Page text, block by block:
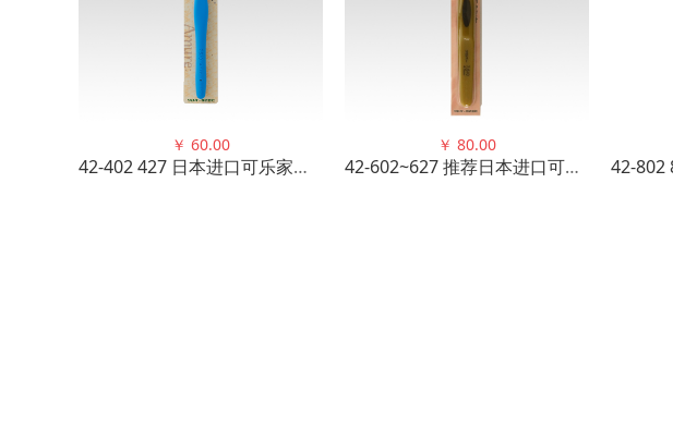
￥ 60.00
42-402 427 日本进口可乐家用铝制头CLOVER柄暧昧钩针毛衣针
￥ 80.00
42-602~627 推荐日本进口可乐CLOVER毛线钩针 笔式E舒S柄单根